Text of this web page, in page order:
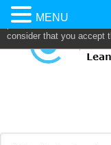
This website uses own
personalize content and/
consider that you accept
MENU